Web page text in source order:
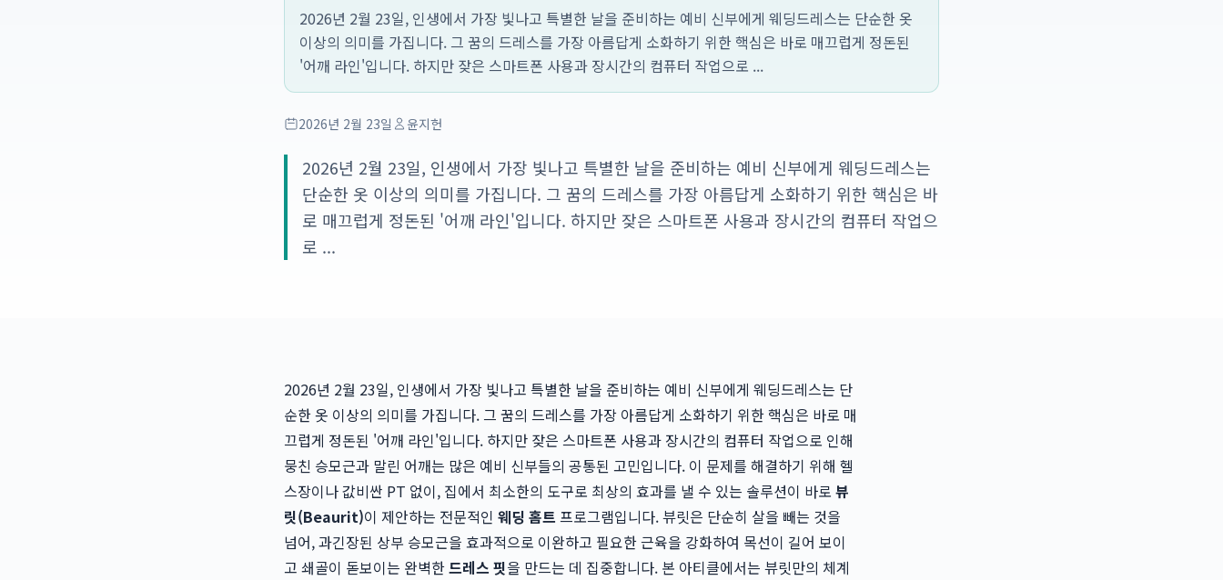
2026년 2월 23일, 인생에서 가장 빛나고 특별한 날을 준비하는 예비 신부에게 웨딩드레스는 단순한 옷
이상의 의미를 가집니다. 그 꿈의 드레스를 가장 아름답게 소화하기 위한 핵심은 바로 매끄럽게 정돈된
'어깨 라인'입니다. 하지만 잦은 스마트폰 사용과 장시간의 컴퓨터 작업으로 ...
2026년 2월 23일 윤지헌
2026년 2월 23일, 인생에서 가장 빛나고 특별한 날을 준비하는 예비 신부에게 웨딩드레스는
단순한 옷 이상의 의미를 가집니다. 그 꿈의 드레스를 가장 아름답게 소화하기 위한 핵심은 바
로 매끄럽게 정돈된 '어깨 라인'입니다. 하지만 잦은 스마트폰 사용과 장시간의 컴퓨터 작업으
로 ...
2026년 2월 23일, 인생에서 가장 빛나고 특별한 날을 준비하는 예비 신부에게 웨딩드레스는 단
순한 옷 이상의 의미를 가집니다. 그 꿈의 드레스를 가장 아름답게 소화하기 위한 핵심은 바로 매
끄럽게 정돈된 '어깨 라인'입니다. 하지만 잦은 스마트폰 사용과 장시간의 컴퓨터 작업으로 인해
뭉친 승모근과 말린 어깨는 많은 예비 신부들의 공통된 고민입니다. 이 문제를 해결하기 위해 헬
스장이나 값비싼 PT 없이, 집에서 최소한의 도구로 최상의 효과를 낼 수 있는 솔루션이 바로 뷰
릿(Beaurit)이 제안하는 전문적인 웨딩 홈트 프로그램입니다. 뷰릿은 단순히 살을 빼는 것을
넘어, 과긴장된 상부 승모근을 효과적으로 이완하고 필요한 근육을 강화하여 목선이 길어 보이
고 쇄골이 돋보이는 완벽한드레스 핏을 만드는 데 집중합니다. 본 아티클에서는 뷰릿만의 체계